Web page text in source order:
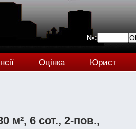
№:
Оцінка Юрист
м², 6 сот., 2-пов.,